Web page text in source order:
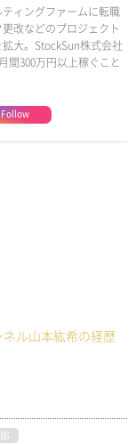
ィングファームに転職
改などのプロジェクト
大。StockSun株式会社
間300万円以上稼ぐこと
Follow
ネル山本紘希の経歴